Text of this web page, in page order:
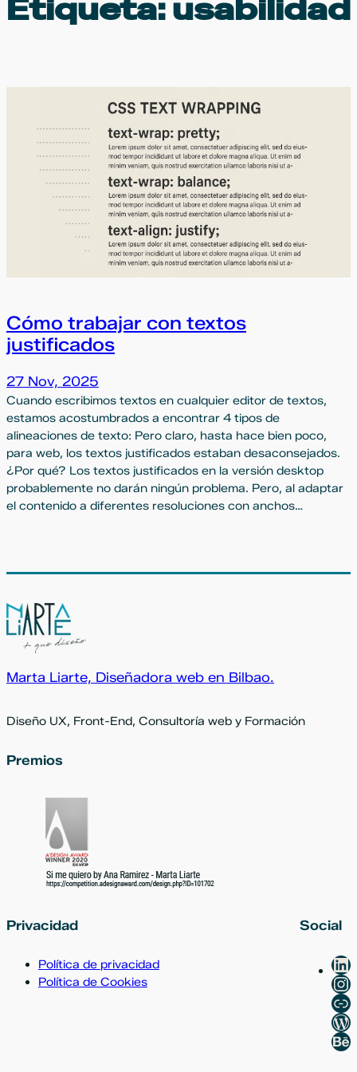
Etiqueta:usabilidad
Cómo trabajar con textos
justificados
27 Nov, 2025
Cuando escribimos textos en cualquier editor de textos,
estamos acostumbrados a encontrar 4 tipos de
alineaciones de texto: Pero claro, hasta hace bien poco,
para web, los textos justificados estaban desaconsejados.
¿Por qué? Los textos justificados en la versión desktop
probablemente no darán ningún problema. Pero, al adaptar
el contenido a diferentes resoluciones con anchos…
Marta Liarte, Diseñadora web en Bilbao.
Diseño UX, Front-End, Consultoría web y Formación
Premios
Privacidad
Política de privacidad
Política de Cookies
Social